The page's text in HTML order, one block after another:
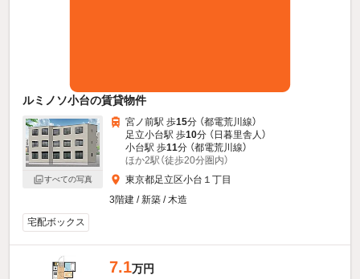
ルミノソ小台の賃貸物件
すべての写真
宮ノ前駅 歩15分 （都電荒川線）
足立小台駅 歩10分 （日暮里舎人）
小台駅 歩11分 （都電荒川線）
ほか2駅（徒歩20分圏内）
東京都足立区小台１丁目
3階建 / 新築 / 木造
宅配ボックス
7.1万円